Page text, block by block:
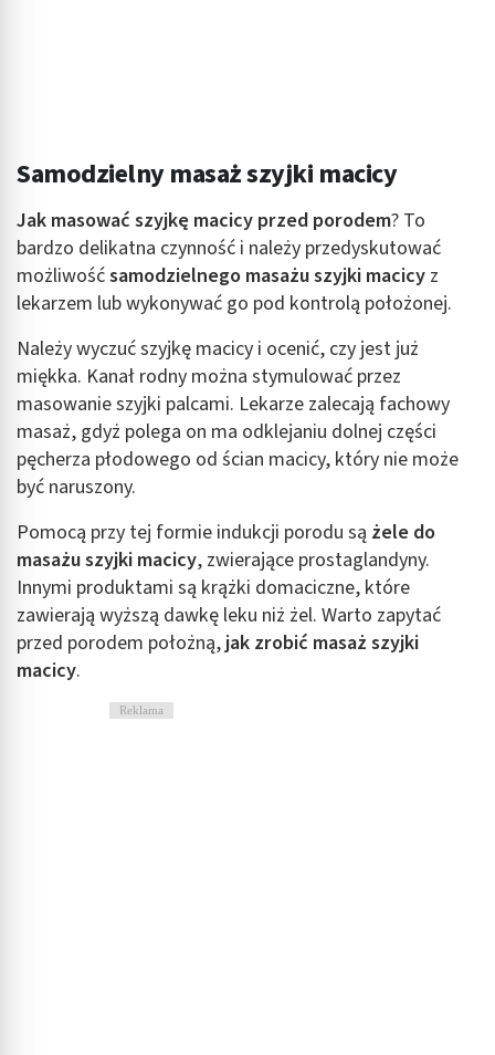
Samodzielny masaż szyjki macicy
Jak masować szyjkę macicy przed porodem? To
bardzo delikatna czynność i należy przedyskutować
możliwośćsamodzielnego masażu szyjki macicy z
lekarzem lub wykonywać go pod kontrolą położonej.
Należy wyczuć szyjkę macicy i ocenić, czy jest już
miękka. Kanał rodny można stymulować przez
masowanie szyjki palcami. Lekarze zalecają fachowy
masaż, gdyż polega on ma odklejaniu dolnej części
pęcherza płodowego od ścian macicy, który nie może
być naruszony.
Pomocą przy tej formie indukcji porodu są żele do
masażu szyjki macicy, zwierające prostaglandyny.
Innymi produktami są krążki domaciczne, które
zawierają wyższą dawkę leku niż żel. Warto zapytać
przed porodem położną, jak zrobić masaż szyjki
macicy.
Reklama